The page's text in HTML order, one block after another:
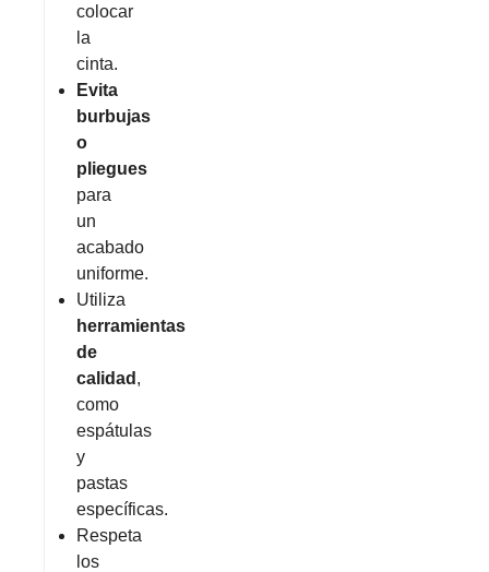
colocar
la
cinta.
Evita
burbujas
o
pliegues
para
un
acabado
uniforme.
Utiliza
herramientas
de
calidad ,
como
espátulas
y
pastas
específicas.
Respeta
los